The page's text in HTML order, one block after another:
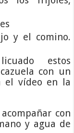
y el comino.
estos
con un
el vídeo en la
con
y agua de